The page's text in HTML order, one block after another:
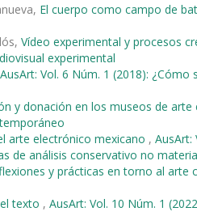
El cuerpo como campo de
Vídeo experimental y procesos
experimental
AusArt: Vol. 6 Núm. 1 (2018):
y donación en los museos de
arte electrónico mexicano , AusArt:
de análisis conservativo no
y prácticas en torno al
texto , AusArt: Vol. 10 Núm. 1